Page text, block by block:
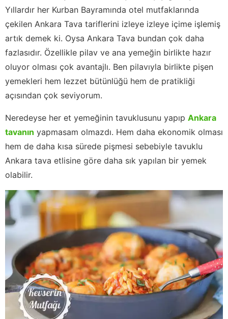
Yıllardır her Kurban Bayramında otel mutfaklarında
çekilen Ankara Tava tariflerini izleye izleye içime işlemiş
artık demek ki. Oysa Ankara Tava bundan çok daha
fazlasıdır. Özellikle pilav ve ana yemeğin birlikte hazır
oluyor olması çok avantajlı. Ben pilavıyla birlikte pişen
yemekleri hem lezzet bütünlüğü hem de pratikliği
açısından çok seviyorum.
Neredeyse her et yemeğinin tavuklusunu yapıp Ankara
tavanın yapmasam olmazdı. Hem daha ekonomik olması
hem de daha kısa sürede pişmesi sebebiyle tavuklu
Ankara tava etlisine göre daha sık yapılan bir yemek
olabilir.